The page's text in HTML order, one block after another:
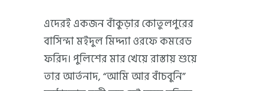
এদেরই একজন বাঁকুড়ার কোতুলপুরের
বাসিন্দা মইদুল মিদ্দ্যা ওরফে কমরেড
ফরিদ। পুলিশের মার খেয়ে রাস্তায় শুয়ে
তার আর্তনাদ, “আমি আর বাঁচবুনি”